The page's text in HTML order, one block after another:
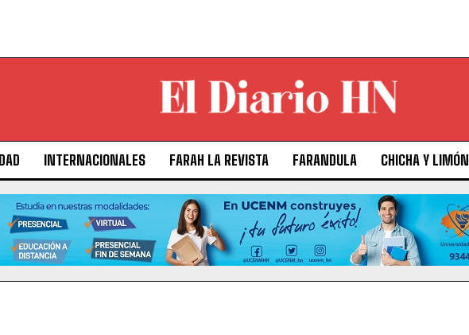
INTERNACIONALES FARAH LA REVISTA FARANDULA CHICHA Y LIMÓN